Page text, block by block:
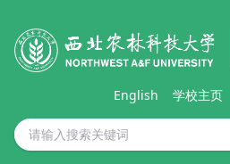
English 学校主页